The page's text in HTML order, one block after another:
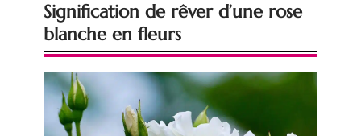
Signification de rêver d’une rose
blanche en fleurs